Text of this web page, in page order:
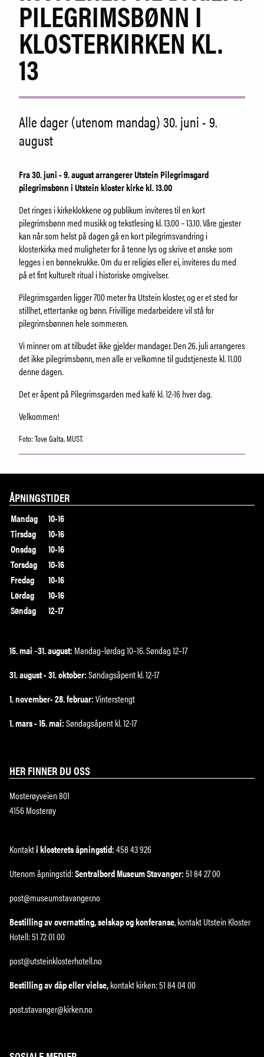
PILEGRIMSBØNN I
KLOSTERKIRKEN KL.
13
Alle dager (utenom mandag) 30. juni - 9.
august
Fra 30. juni - 9. august arrangerer Utstein Pilegrimsgard
pilegrimsbønn i Utstein kloster kirke kl. 13.00
Det ringes i kirkeklokkene og publikum inviteres til en kort
pilegrimsbønn med musikk og tekstlesing kl. 13.00 – 13.10. Våre gjester
kan når som helst på dagen gå en kort pilegrimsvandring i
klosterkirka med muligheter for å tenne lys og skrive et ønske som
legges i en bønnekrukke. Om du er religiøs eller ei, inviteres du med
på et fint kulturelt ritual i historiske omgivelser.
Pilegrimsgarden ligger 700 meter fra Utstein kloster, og er et sted for
stillhet, ettertanke og bønn. Frivillige medarbeidere vil stå for
pilegrimsbønnen hele sommeren.
Vi minner om at tilbudet ikke gjelder mandager. Den 26. juli arrangeres
det ikke pilegrimsbønn, men alle er velkomne til gudstjeneste kl. 11.00
denne dagen.
Det er åpent på Pilegrimsgarden med kafé kl. 12-16 hver dag.
Velkommen!
Foto: Tove Galta, MUST.
ÅPNINGSTIDER
Mandag
10-16
Tirsdag
10-16
Onsdag
10-16
Torsdag
10-16
Fredag
10-16
Lørdag
10-16
Søndag
12-17
15. mai–31. august: Mandag–lørdag 10–16. Søndag 12–17
31. august - 31. oktober:Søndagsåpent kl. 12-17
1. november- 28. februar:Vinterstengt
1. mars - 15. mai:Søndagsåpent kl. 12-17
HER FINNER DU OSS
Mosterøyveien 801
4156 Mosterøy
Kontakti klosterets åpningstid:458 43 926
Utenom åpningstid:Sentralbord Museum Stavanger:51 84 27 00
post@museumstavanger.no
Bestilling av overnatting, selskap og konferanse, kontakt Utstein Kloster
Hotell: 51 72 01 00
post@utsteinklosterhotell.no
Bestilling av dåp eller vielse,kontakt kirken: 51 84 04 00
post.stavanger@kirken.no